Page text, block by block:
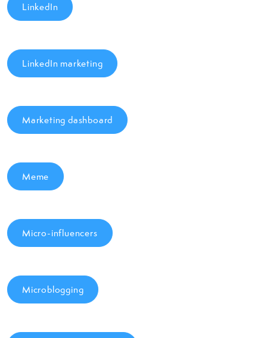
LinkedIn
LinkedIn marketing
Marketing dashboard
Meme
Micro-influencers
Microblogging